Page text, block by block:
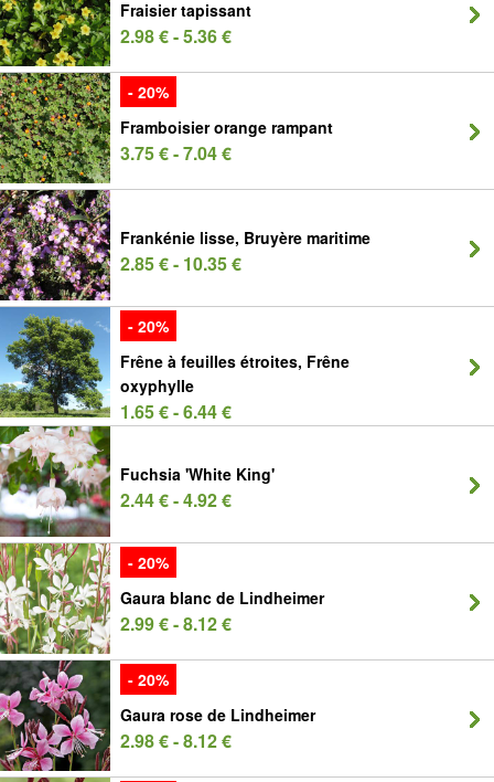
Fraisier tapissant
2.98 € - 5.36 €
- 20%
Framboisier orange rampant
3.75 € - 7.04 €
Frankénie lisse, Bruyère maritime
2.85 € - 10.35 €
- 20%
Frêne à feuilles étroites, Frêne
oxyphylle
1.65 € - 6.44 €
Fuchsia 'White King'
2.44 € - 4.92 €
- 20%
Gaura blanc de Lindheimer
2.99 € - 8.12 €
- 20%
Gaura rose de Lindheimer
2.98 € - 8.12 €